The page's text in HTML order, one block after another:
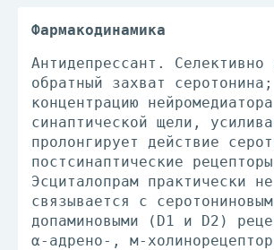
Фармакодинамика
Антидепрессант. Селективно
обратный захват
концентрацию
синаптической щели,
пролонгирует действие
постсинаптические
Эсциталопрам практически не
связывается с
допаминовыми (D1 и D2)
α-адрено-, м-